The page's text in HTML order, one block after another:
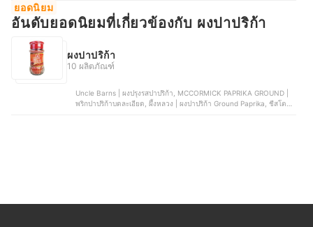
ยอดนิยม
อันดับยอดนิยมที่เกี่ยวข้องกับ ผงปาปริก้า
ผงปาปริก้า
10 ผลิตภัณฑ์
Uncle Barns | ผงปรุงรสปาปริก้า, MCCORMICK PAPRIKA GROUND |
พริกปาปริก้าบดละเอียด, ผึ้งหลวง | ผงปาปริก้า Ground Paprika, ชีสโตะ